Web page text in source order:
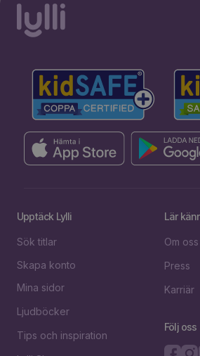
Upptäck Lylli
Sök titlar
Skapa konto
Mina sidor
Ljudböcker
Tips och inspiration
Lär
Om oss
Press
Karriär
Följ oss